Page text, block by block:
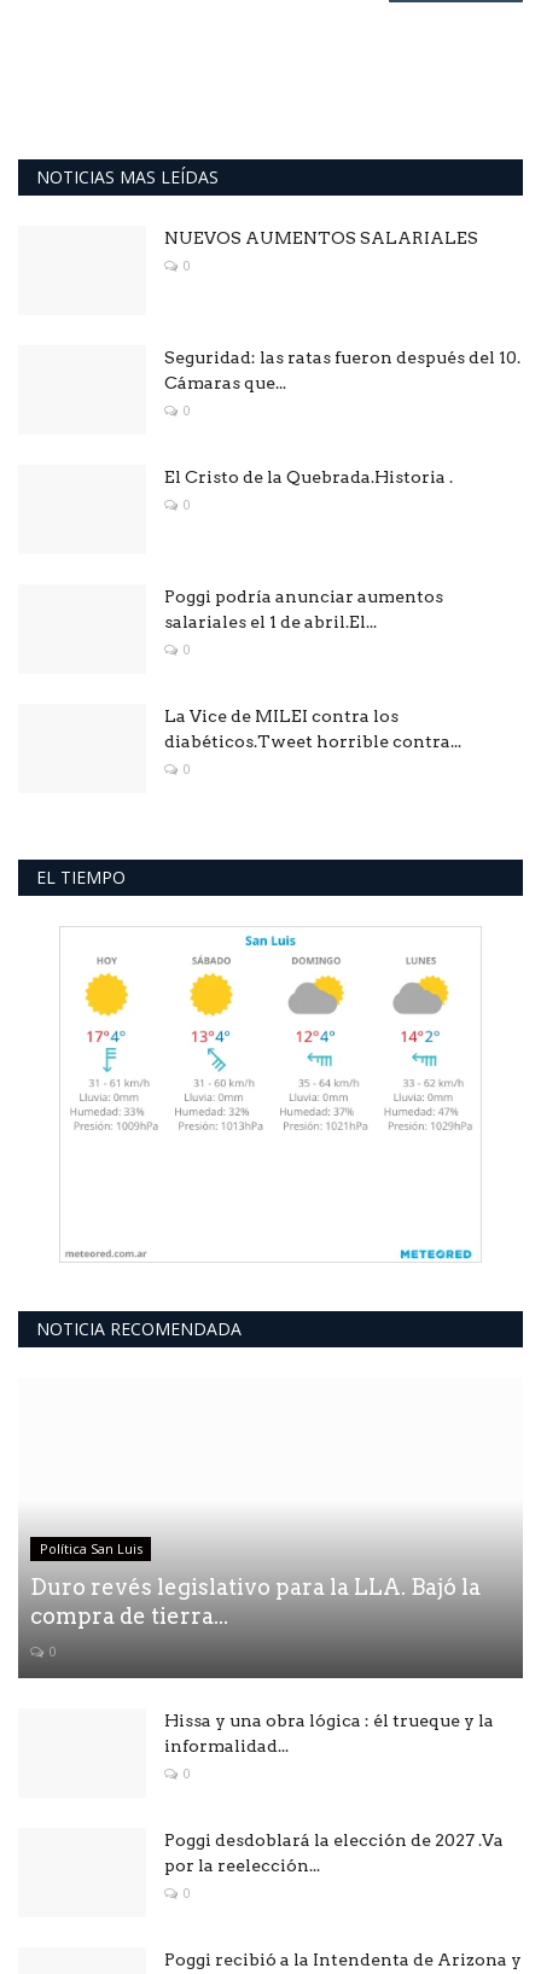
NOTICIAS MAS LEÍDAS
NUEVOS AUMENTOS SALARIALES
0
Seguridad: las ratas fueron después del 10.
Cámaras que...
0
El Cristo de la Quebrada.Historia .
0
Poggi podría anunciar aumentos
salariales el 1 de abril.El...
0
La Vice de MILEI contra los
diabéticos.Tweet horrible contra...
0
EL TIEMPO
NOTICIA RECOMENDADA
Política San Luis
Duro revés legislativo para la LLA. Bajó la
compra de tierra...
0
Hissa y una obra lógica : él trueque y la
informalidad...
0
Poggi desdoblará la elección de 2027 .Va
por la reelección...
0
Poggi recibió a la Intendenta de Arizona y